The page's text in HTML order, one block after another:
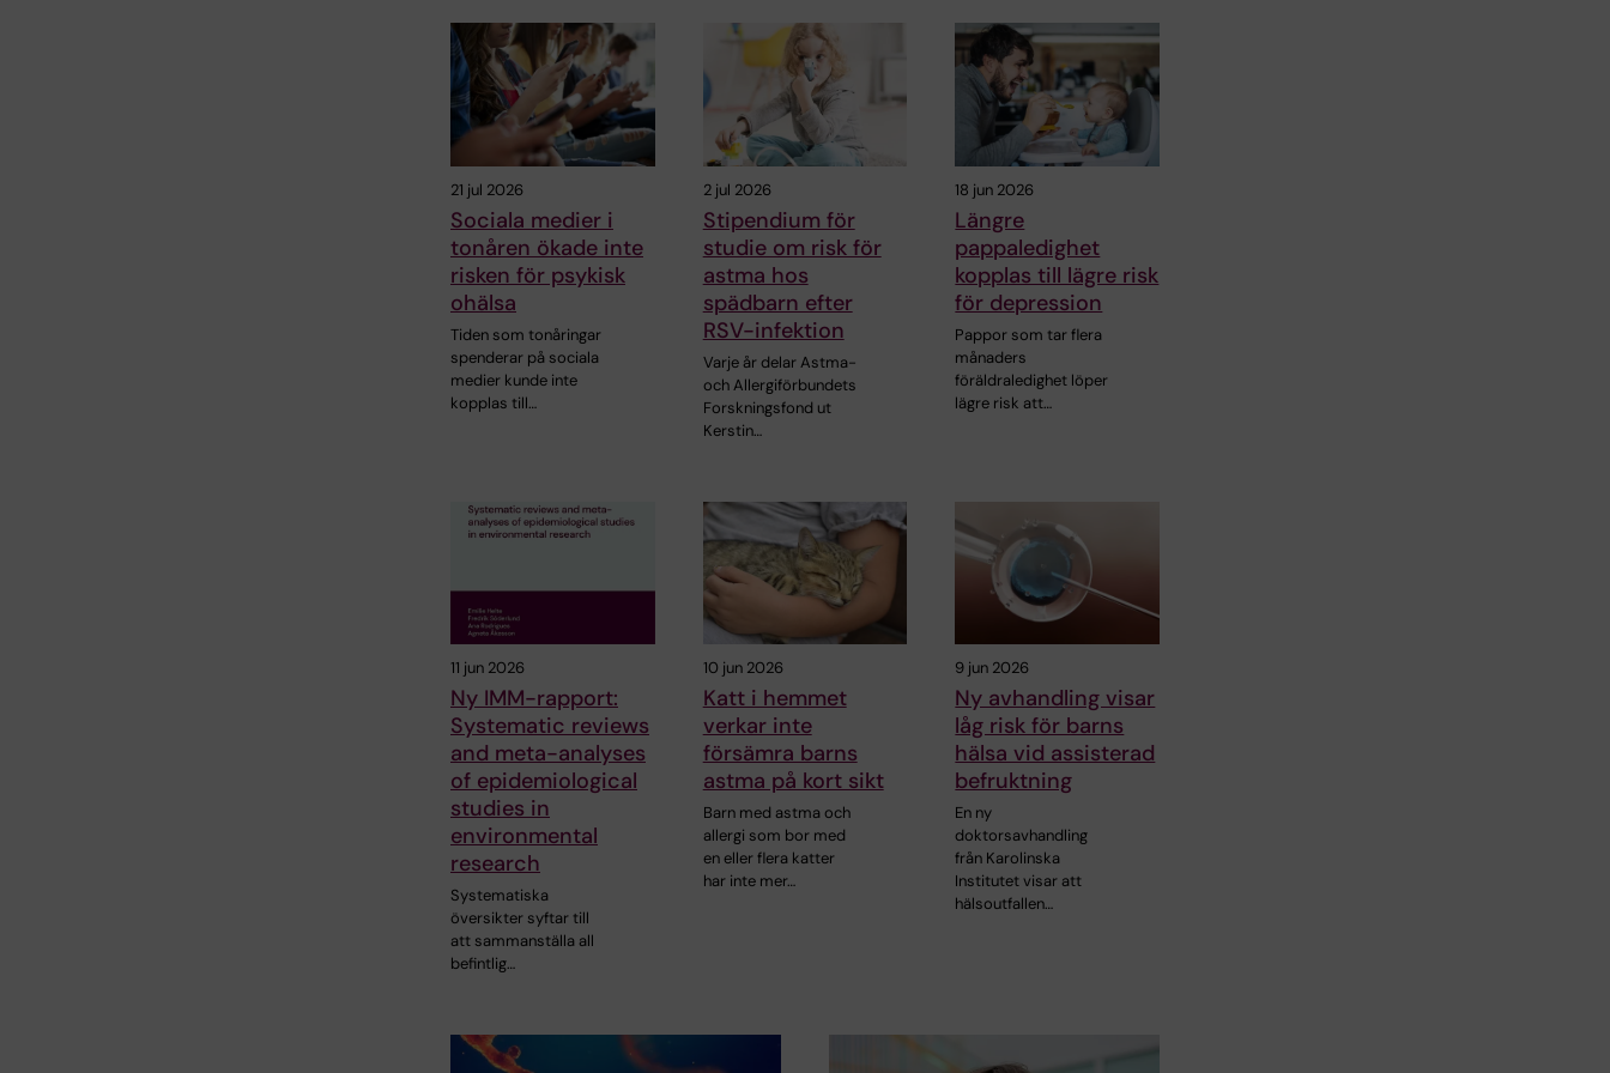
21 jul 2026
Sociala medier i
tonåren ökade inte
risken för psykisk
ohälsa
Tiden som tonåringar
spenderar på sociala
medier kunde inte
kopplas till…
2 jul 2026
Stipendium för
studie om risk för
astma hos
spädbarn efter
RSV-infektion
Varje år delar Astma-
och Allergiförbundets
Forskningsfond ut
Kerstin…
18 jun 2026
Längre
pappaledighet
kopplas till lägre risk
för depression
Pappor som tar flera
månaders
föräldraledighet löper
lägre risk att…
11 jun 2026
Ny IMM-rapport:
Systematic reviews
and meta-analyses
of epidemiological
studies in
environmental
research
Systematiska
översikter syftar till
att sammanställa all
befintlig…
10 jun 2026
Katt i hemmet
verkar inte
försämra barns
astma på kort sikt
Barn med astma och
allergi som bor med
en eller flera katter
har inte mer…
9 jun 2026
Ny avhandling visar
låg risk för barns
hälsa vid assisterad
befruktning
En ny
doktorsavhandling
från Karolinska
Institutet visar att
hälsoutfallen…